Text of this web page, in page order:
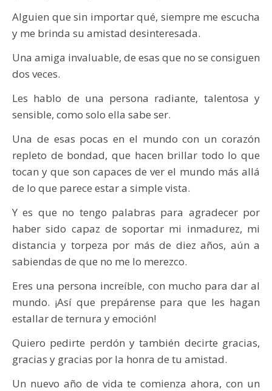
Alguien que sin importar qué, siempre me escucha
y me brinda su amistad desinteresada.
Una amiga invaluable, de esas que no se consiguen
dos veces.
Les hablo de una persona radiante, talentosa y
sensible, como solo ella sabe ser.
Una de esas pocas en el mundo con un corazón
repleto de bondad, que hacen brillar todo lo que
tocan y que son capaces de ver el mundo más allá
de lo que parece estar a simple vista.
Y es que no tengo palabras para agradecer por
haber sido capaz de soportar mi inmadurez, mi
distancia y torpeza por más de diez años, aún a
sabiendas de que no me lo merezco.
Eres una persona increíble, con mucho para dar al
mundo. ¡Así que prepárense para que les hagan
estallar de ternura y emoción!
Quiero pedirte perdón y también decirte gracias,
gracias y gracias por la honra de tu amistad.
Un nuevo año de vida te comienza ahora, con un